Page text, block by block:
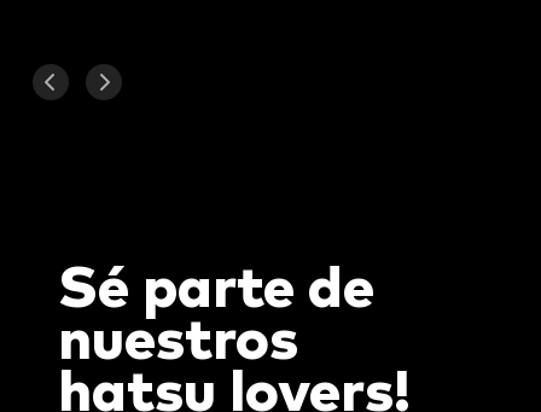
Sé parte de
nuestros
hatsu lovers!